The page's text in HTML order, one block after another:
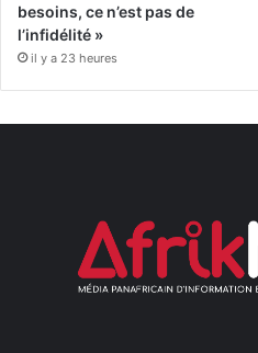
besoins, ce n’est pas de
l’infidélité »
il y a 23 heures